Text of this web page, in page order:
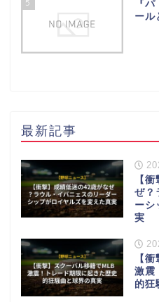
5
『
ール
最新記事
【
ぜ？
ーシ
実
【
激震
的狂